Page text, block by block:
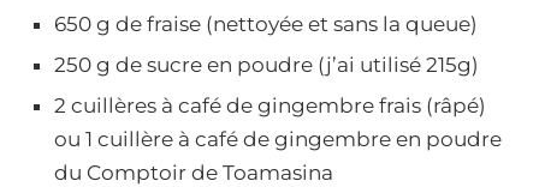
650 g de fraise (nettoyée et sans la queue)
250 g de sucre en poudre (j’ai utilisé 215g)
2 cuillères à café de gingembre frais (râpé)
ou 1 cuillère à café de gingembre en poudre
du Comptoir de Toamasina